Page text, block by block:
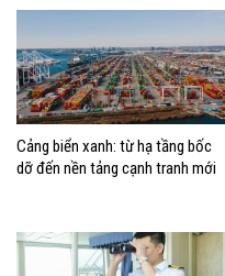
Cảng biển xanh: từ hạ tầng bốc
dỡ đến nền tảng cạnh tranh mới